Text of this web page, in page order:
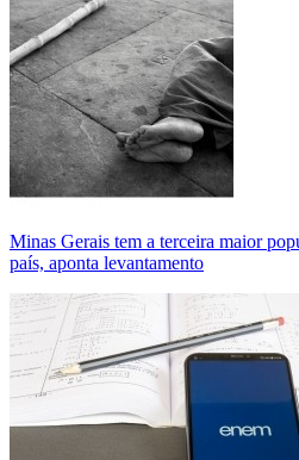
Minas Gerais tem a terceira maior
país, aponta levantamento